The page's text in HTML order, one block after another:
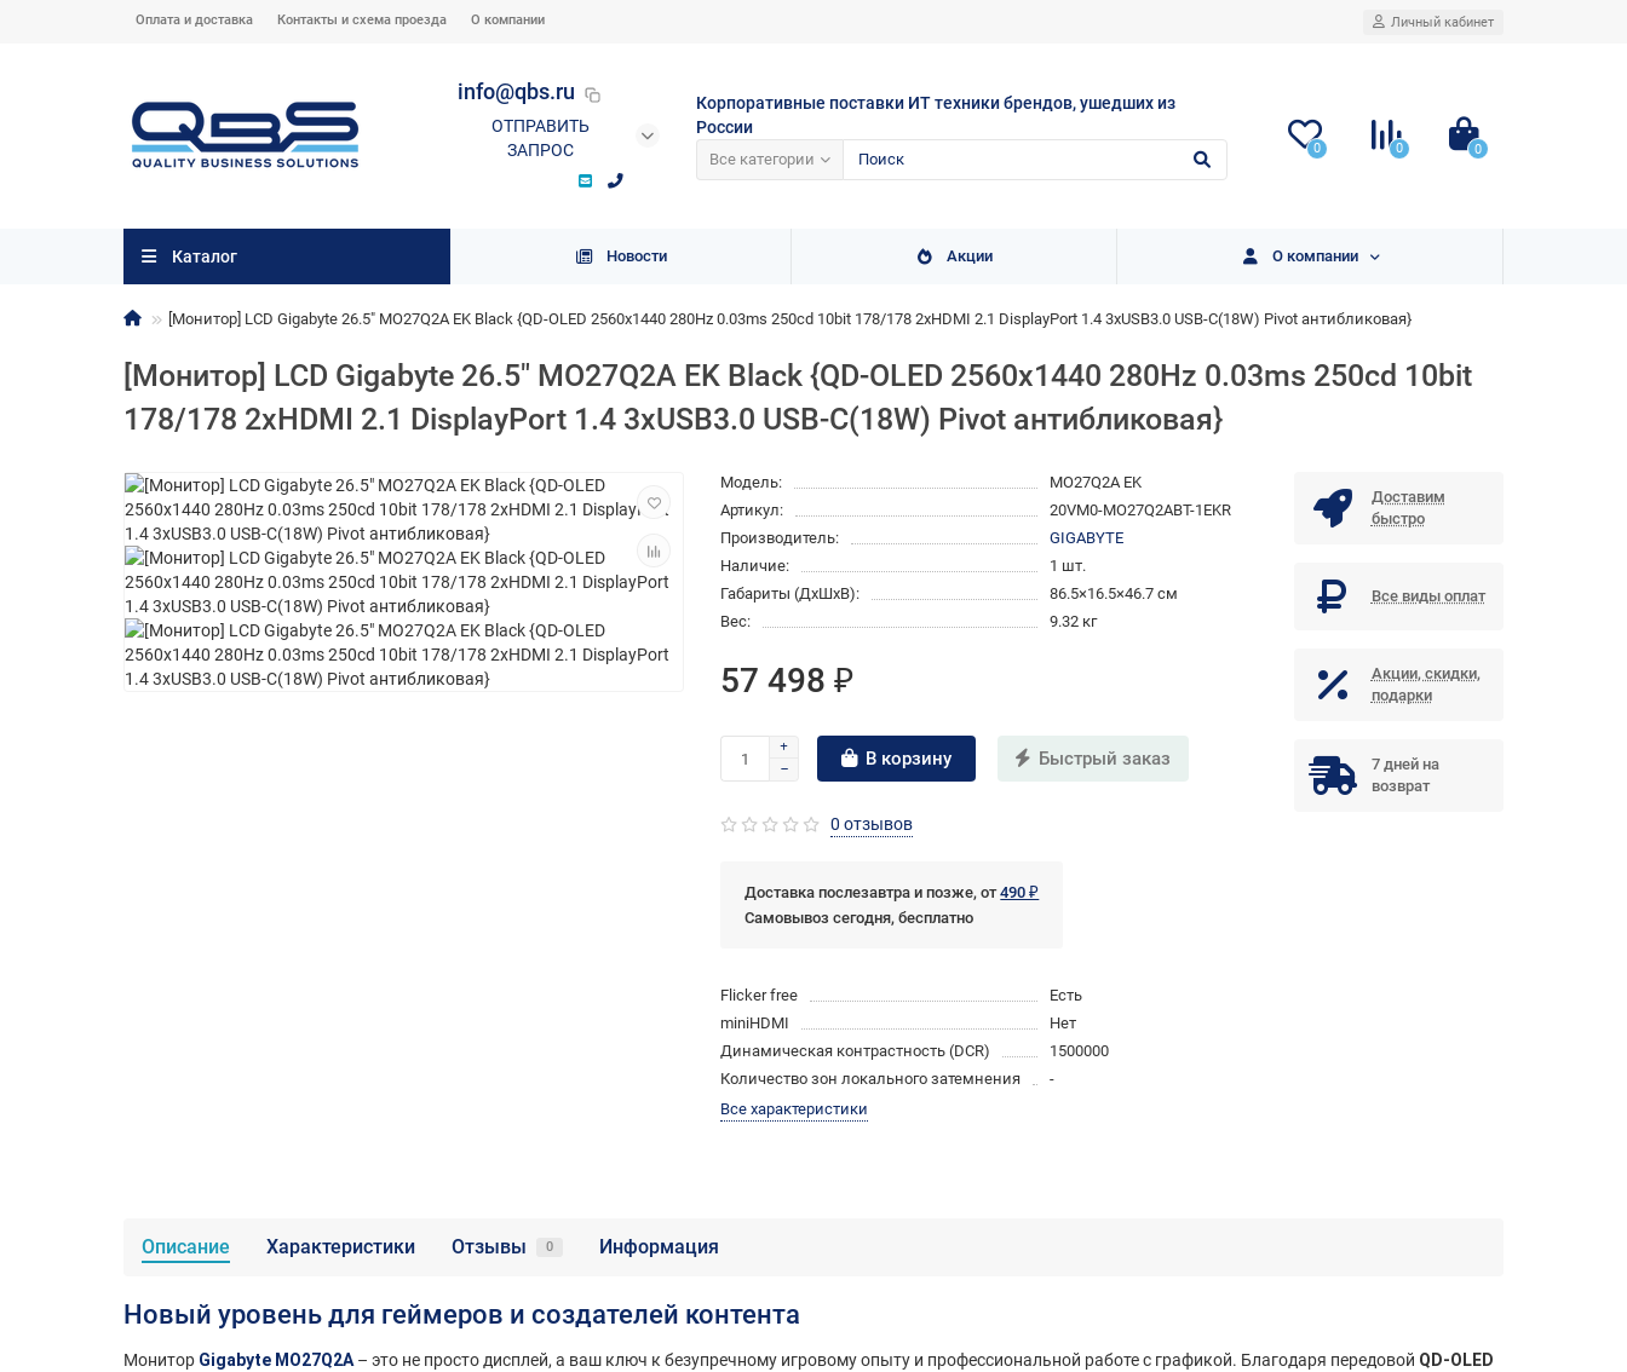
Оплата и доставка Контакты и схема проезда О компании Личный кабинет
Корпоративные поставки ИТ техники брендов, ушедших из
России
Все категории
info@qbs.ru
ОТПРАВИТЬ
ЗАПРОС
0 0 0
Каталог Новости Акции О компании
[Монитор] LCD Gigabyte 26.5" MO27Q2A EK Black {QD-OLED 2560x1440 280Hz 0.03ms 250cd 10bit 178/178 2xHDMI 2.1 DisplayPort 1.4 3xUSB3.0 USB-C(18W) Pivot антибликовая}
[Монитор] LCD Gigabyte 26.5" MO27Q2A EK Black {QD-OLED 2560x1440 280Hz 0.03ms 250cd 10bit
178/178 2xHDMI 2.1 DisplayPort 1.4 3xUSB3.0 USB-C(18W) Pivot антибликовая}
Модель:
MO27Q2A EK
Артикул:
20VM0-MO27Q2ABT-1EKR
Производитель:
GIGABYTE
Наличие:
1 шт.
Габариты (ДхШхВ):
86.5×16.5×46.7 см
Вес:
9.32 кг
57 498 ₽
В корзину Быстрый заказ
0 отзывов
Доставка послезавтра и позже, от490 ₽
Самовывоз сегодня, бесплатно
Flicker free
Есть
miniHDMI
Нет
Динамическая контрастность (DCR)
1500000
Количество зон локального затемнения
-
Все характеристики
Доставим
быстро
Все виды оплат
Акции, скидки,
подарки
7 дней на
возврат
Описание Характеристики Отзывы 0 Информация
Новый уровень для геймеров и создателей контента
Монитор Gigabyte MO27Q2A– это не просто дисплей, а ваш ключ к безупречному игровому опыту и профессиональной работе с графикой. Благодаря передовой QD-OLED